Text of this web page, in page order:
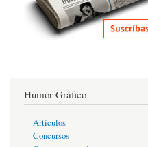
Humor Gráfico
Artículos
Concursos